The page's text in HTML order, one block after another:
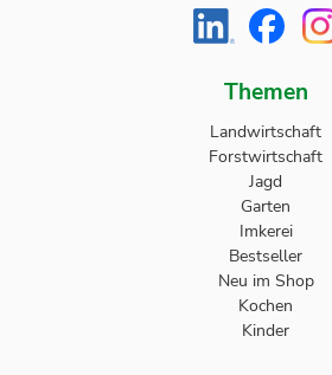
Themen
Landwirtschaft
Forstwirtschaft
Jagd
Garten
Imkerei
Bestseller
Neu im Shop
Kochen
Kinder